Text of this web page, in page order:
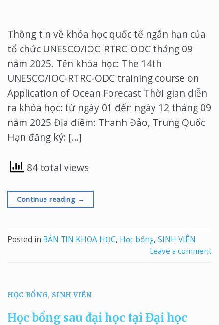
Thông tin về khóa học quốc tế ngắn hạn của
tổ chức UNESCO/IOC-RTRC-ODC tháng 09
năm 2025. Tên khóa học: The 14th
UNESCO/IOC-RTRC-ODC training course on
Application of Ocean Forecast Thời gian diễn
ra khóa học: từ ngày 01 đến ngày 12 tháng 09
năm 2025 Địa điểm: Thanh Đảo, Trung Quốc
Hạn đăng ký: […]
84 total views
Continue reading →
Posted in BẢN TIN KHOA HỌC, Học bổng, SINH VIÊN
Leave a comment
HỌC BỔNG, SINH VIÊN
Học bổng sau đại học tại Đại học